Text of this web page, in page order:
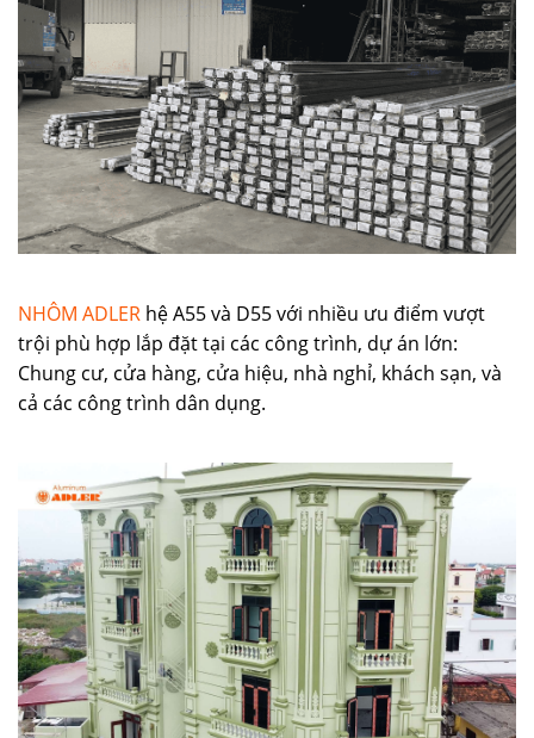
NHÔM ADLER hệ A55 và D55 với nhiều ưu điểm vượt
trội phù hợp lắp đặt tại các công trình, dự án lớn:
Chung cư, cửa hàng, cửa hiệu, nhà nghỉ, khách sạn, và
cả các công trình dân dụng.